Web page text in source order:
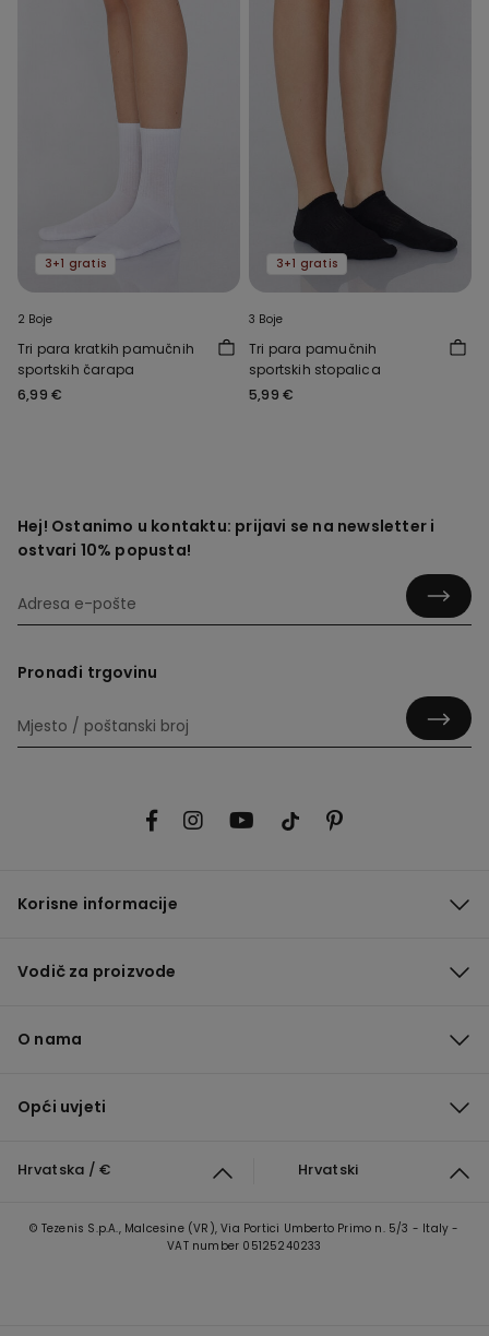
3+1 gratis
2 Boje
Tri para kratkih pamučnih
sportskih čarapa
6,99 €
3+1 gratis
3 Boje
Tri para pamučnih
sportskih stopalica
5,99 €
Hej! Ostanimo u kontaktu: prijavi se na newsletter i
ostvari 10% popusta!
Pronađi trgovinu
Korisne informacije
Vodič za proizvode
O nama
Opći uvjeti
Hrvatska / € Hrvatski
© Tezenis S.p.A., Malcesine (VR), Via Portici Umberto Primo n. 5/3 - Italy -
VAT number 05125240233